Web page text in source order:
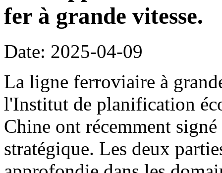
fer à grande vitesse.
Date: 2025-04-09
La ligne ferroviaire à
l'Institut de planification
Chine ont récemment
stratégique. Les deux